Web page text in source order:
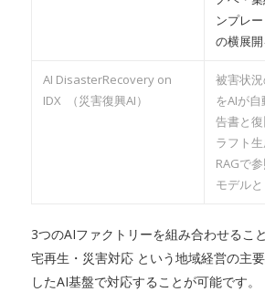
ンプレ
の横展
AI DisasterRecovery on
IDX （災害復興AI）
被害状
をAIが
告書と
ラフト
RAGで
モデル
3つのAIファクトリーを組み合わせるこ
宅再生・災害対応 という地域経営の主
したAI基盤で対応することが可能です。